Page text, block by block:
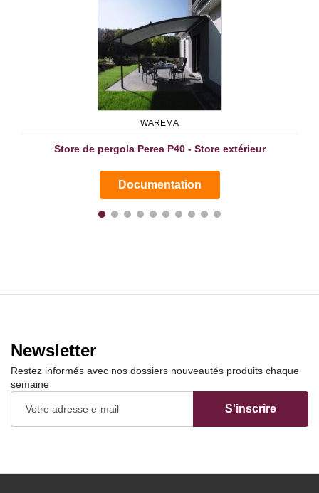
WAREMA
Store de pergola Perea P40 - Store extérieur
Documentation
Newsletter
Restez informés avec nos dossiers nouveautés produits chaque
semaine
S'inscrire